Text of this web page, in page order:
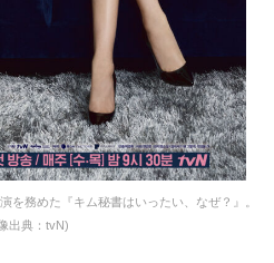
を務めた『キム秘書はいったい、なぜ？』。
出典：tvN)